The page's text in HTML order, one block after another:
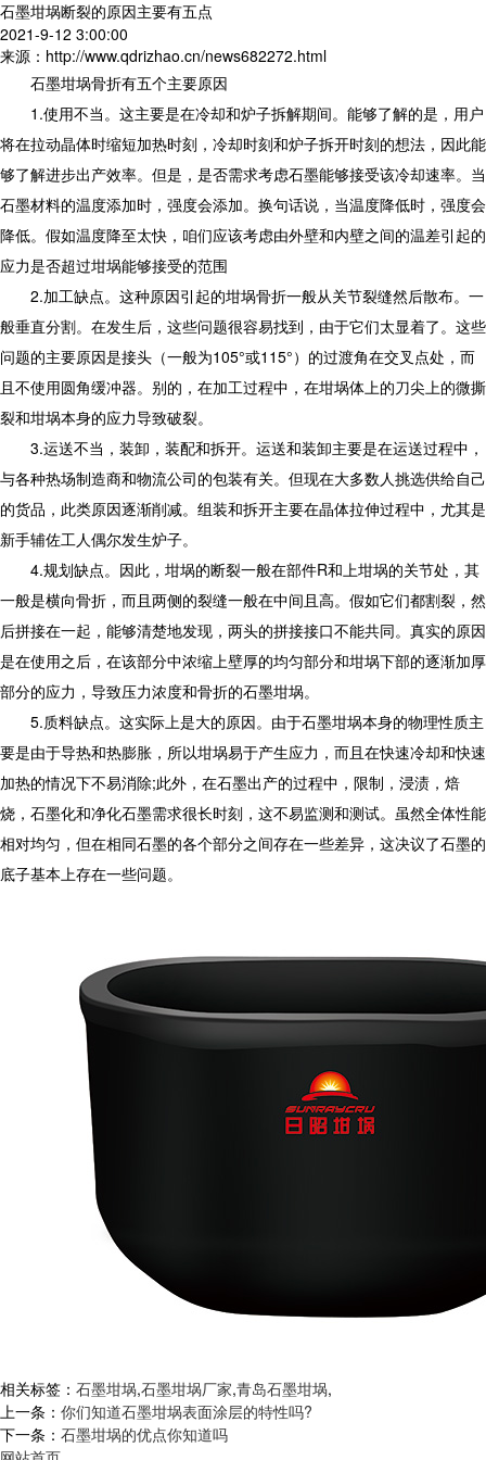
石墨坩埚断裂的原因主要有五点
2021-9-12 3:00:00
来源：http://www.qdrizhao.cn/news682272.html
石墨坩埚骨折有五个主要原因
1.使用不当。这主要是在冷却和炉子拆解期间。能够了解的是，用户
将在拉动晶体时缩短加热时刻，冷却时刻和炉子拆开时刻的想法，因此能
够了解进步出产效率。但是，是否需求考虑石墨能够接受该冷却速率。当
石墨材料的温度添加时，强度会添加。换句话说，当温度降低时，强度会
降低。假如温度降至太快，咱们应该考虑由外壁和内壁之间的温差引起的
应力是否超过坩埚能够接受的范围
2.加工缺点。这种原因引起的坩埚骨折一般从关节裂缝然后散布。一
般垂直分割。在发生后，这些问题很容易找到，由于它们太显着了。这些
问题的主要原因是接头（一般为105°或115°）的过渡角在交叉点处，而
且不使用圆角缓冲器。别的，在加工过程中，在坩埚体上的刀尖上的微撕
裂和坩埚本身的应力导致破裂。
3.运送不当，装卸，装配和拆开。运送和装卸主要是在运送过程中，
与各种热场制造商和物流公司的包装有关。但现在大多数人挑选供给自己
的货品，此类原因逐渐削减。组装和拆开主要在晶体拉伸过程中，尤其是
新手辅佐工人偶尔发生炉子。
4.规划缺点。因此，坩埚的断裂一般在部件R和上坩埚的关节处，其
一般是横向骨折，而且两侧的裂缝一般在中间且高。假如它们都割裂，然
后拼接在一起，能够清楚地发现，两头的拼接接口不能共同。真实的原因
是在使用之后，在该部分中浓缩上壁厚的均匀部分和坩埚下部的逐渐加厚
部分的应力，导致压力浓度和骨折的石墨坩埚。
5.质料缺点。这实际上是大的原因。由于石墨坩埚本身的物理性质主
要是由于导热和热膨胀，所以坩埚易于产生应力，而且在快速冷却和快速
加热的情况下不易消除;此外，在石墨出产的过程中，限制，浸渍，焙
烧，石墨化和净化石墨需求很长时刻，这不易监测和测试。虽然全体性能
相对均匀，但在相同石墨的各个部分之间存在一些差异，这决议了石墨的
底子基本上存在一些问题。
相关标签： 石墨坩埚,石墨坩埚厂家,青岛石墨坩埚,
上一条： 你们知道石墨坩埚表面涂层的特性吗?
下一条： 石墨坩埚的优点你知道吗